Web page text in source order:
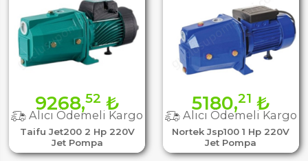
Taifu Jet200 2 Hp 220V
Jet Pompa
9268,52 ₺
Alıcı Ödemeli Kargo
Nortek Jsp100 1 Hp 220V
Jet Pompa
5180,21 ₺
Alıcı Ödemeli Kargo